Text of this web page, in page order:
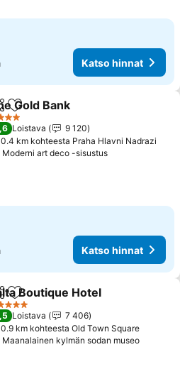
Katso hinnat
Lisää suosikkeihin
Gold Bank
Loistava
9 120
0.4 km kohteesta Praha Hlavni Nadrazi
Moderni art deco -sisustus
Katso hinnat
Lisää suosikkeihin
Boutique Hotel
Loistava
7 406
0.9 km kohteesta Old Town Square
Maanalainen kylmän sodan museo